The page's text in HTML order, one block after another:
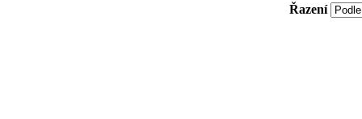
Řazení